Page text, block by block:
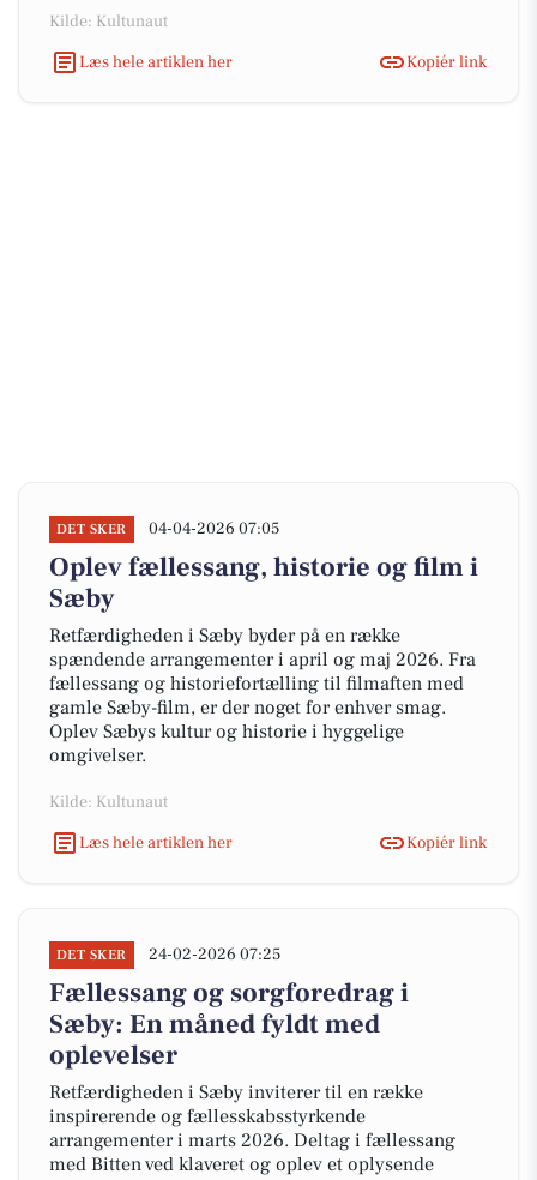
Kilde: Kultunaut
Læs hele artiklen her
Kopiér link
DET SKER 04-04-2026 07:05
Oplev fællessang, historie og film i
Sæby
Retfærdigheden i Sæby byder på en række
spændende arrangementer i april og maj 2026. Fra
fællessang og historiefortælling til filmaften med
gamle Sæby-film, er der noget for enhver smag.
Oplev Sæbys kultur og historie i hyggelige
omgivelser.
Kilde: Kultunaut
Læs hele artiklen her
Kopiér link
DET SKER 24-02-2026 07:25
Fællessang og sorgforedrag i
Sæby: En måned fyldt med
oplevelser
Retfærdigheden i Sæby inviterer til en række
inspirerende og fællesskabsstyrkende
arrangementer i marts 2026. Deltag i fællessang
med Bitten ved klaveret og oplev et oplysende